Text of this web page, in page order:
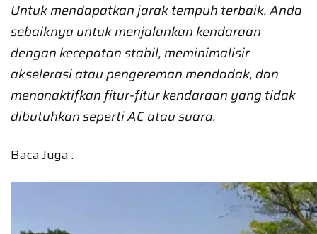
Untuk mendapatkan jarak tempuh terbaik, Anda
sebaiknya untuk menjalankan kendaraan
dengan kecepatan stabil, meminimalisir
akselerasi atau pengereman mendadak, dan
menonaktifkan fitur-fitur kendaraan yang tidak
dibutuhkan seperti AC atau suara.
Baca Juga :